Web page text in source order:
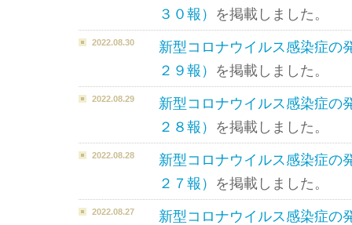
３０報） を掲載しました。
2022.08.30
新型コロナウイルス感染症
２９報） を掲載しました。
2022.08.29
新型コロナウイルス感染症
２８報） を掲載しました。
2022.08.28
新型コロナウイルス感染症
２７報） を掲載しました。
2022.08.27
新型コロナウイルス感染症